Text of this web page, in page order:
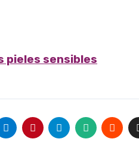
pieles sensibles